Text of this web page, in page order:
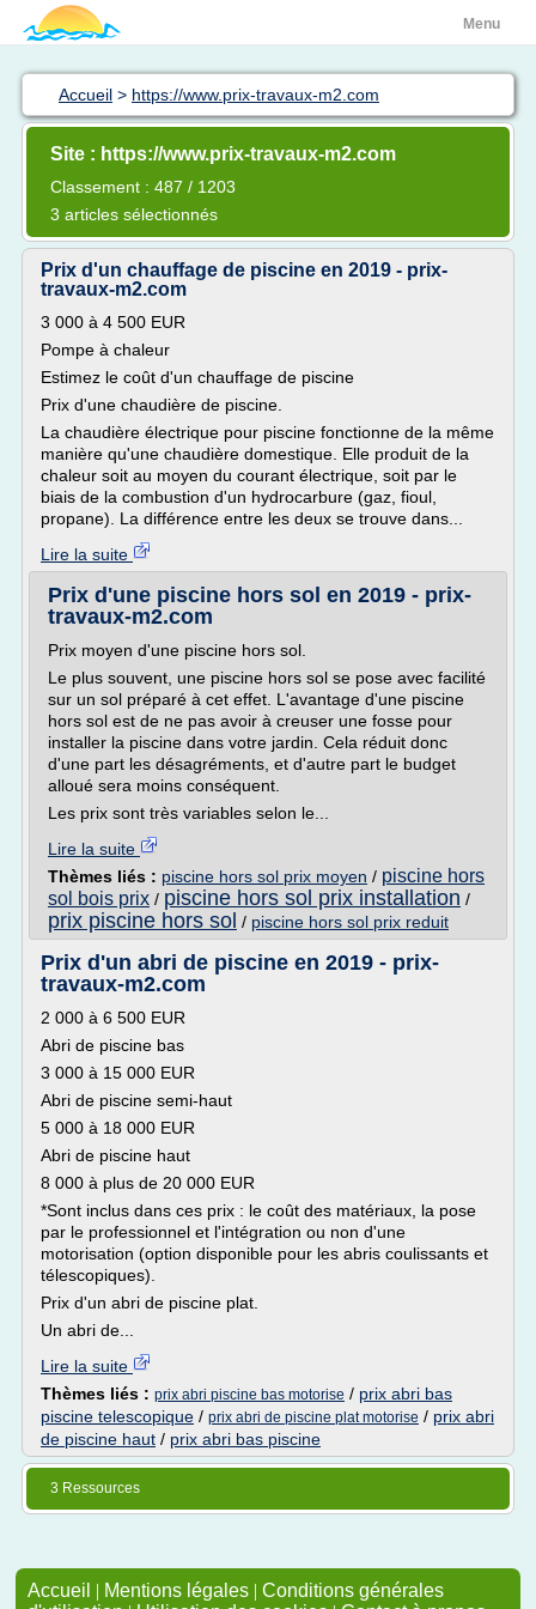
Menu
Accueil > https://www.prix-travaux-m2.com
Site : https://www.prix-travaux-m2.com
Classement : 487 / 1203
3 articles sélectionnés
Prix d'un chauffage de piscine en 2019 - prix-
travaux-m2.com
3 000 à 4 500 EUR
Pompe à chaleur
Estimez le coût d'un chauffage de piscine
Prix d'une chaudière de piscine.
La chaudière électrique pour piscine fonctionne de la même
manière qu'une chaudière domestique. Elle produit de la
chaleur soit au moyen du courant électrique, soit par le
biais de la combustion d'un hydrocarbure (gaz, fioul,
propane). La différence entre les deux se trouve dans...
Lire la suite
Prix d'une piscine hors sol en 2019 - prix-
travaux-m2.com
Prix moyen d'une piscine hors sol.
Le plus souvent, une piscine hors sol se pose avec facilité
sur un sol préparé à cet effet. L'avantage d'une piscine
hors sol est de ne pas avoir à creuser une fosse pour
installer la piscine dans votre jardin. Cela réduit donc
d'une part les désagréments, et d'autre part le budget
alloué sera moins conséquent.
Les prix sont très variables selon le...
Lire la suite
Thèmes liés : piscine hors sol prix moyen / piscine hors
sol bois prix / piscine hors sol prix installation /
prix piscine hors sol / piscine hors sol prix reduit
Prix d'un abri de piscine en 2019 - prix-
travaux-m2.com
2 000 à 6 500 EUR
Abri de piscine bas
3 000 à 15 000 EUR
Abri de piscine semi-haut
5 000 à 18 000 EUR
Abri de piscine haut
8 000 à plus de 20 000 EUR
*Sont inclus dans ces prix : le coût des matériaux, la pose
par le professionnel et l'intégration ou non d'une
motorisation (option disponible pour les abris coulissants et
télescopiques).
Prix d'un abri de piscine plat.
Un abri de...
Lire la suite
Thèmes liés : prix abri piscine bas motorise / prix abri bas
piscine telescopique / prix abri de piscine plat motorise / prix abri
de piscine haut / prix abri bas piscine
3 Ressources
Accueil | Mentions légales | Conditions générales